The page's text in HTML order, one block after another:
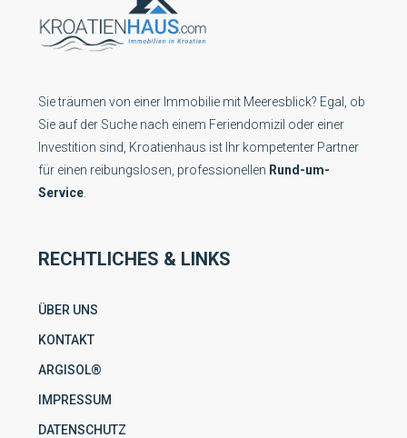
Sie träumen von einer Immobilie mit Meeresblick? Egal, ob
Sie auf der Suche nach einem Feriendomizil oder einer
Investition sind, Kroatienhaus ist Ihr kompetenter Partner
für einen reibungslosen, professionellen Rund-um-
Service
RECHTLICHES & LINKS
ÜBER UNS
KONTAKT
ARGISOL®
IMPRESSUM
DATENSCHUTZ